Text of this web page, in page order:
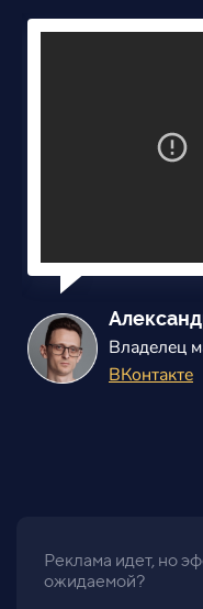
Владелец
ВКонтакте
Реклама идет, но
ожидаемой?